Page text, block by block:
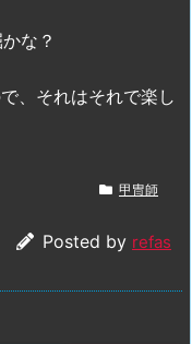
な？
、それはそれで楽し
甲冑師
Posted by refas